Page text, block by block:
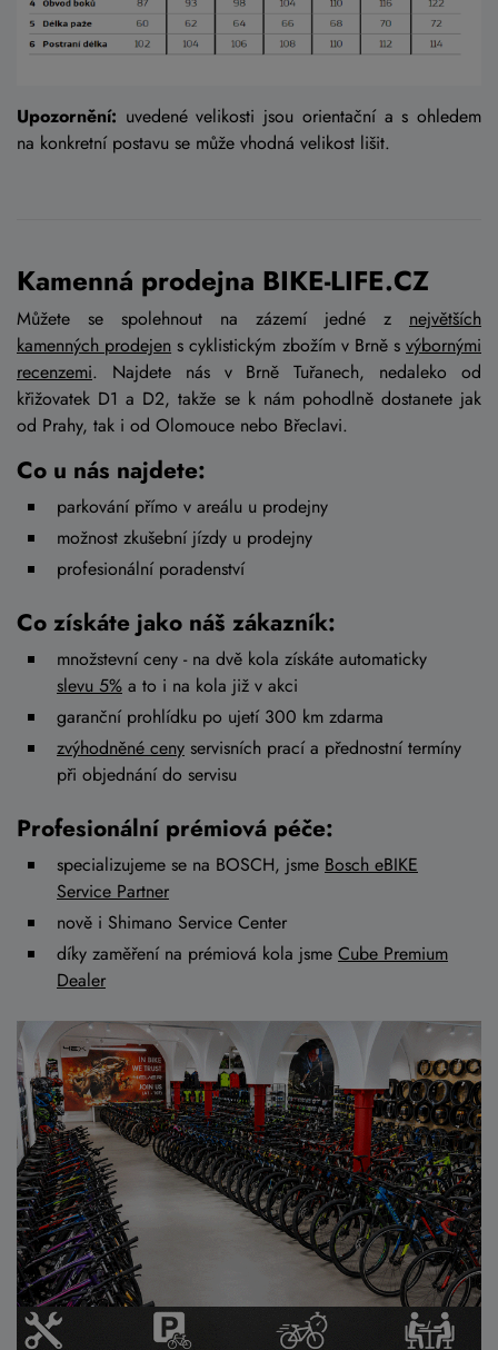
Upozornění: uvedené velikosti jsou orientační a s ohledem
na konkretní postavu se může vhodná velikost lišit.
Kamenná prodejna BIKE-LIFE.CZ
Můžete se spolehnout na zázemí jedné z největších
kamenných prodejen s cyklistickým zbožím v Brně s výbornými
recenzemi. Najdete nás v Brně Tuřanech, nedaleko od
křižovatek D1 a D2, takže se k nám pohodlně dostanete jak
od Prahy, tak i od Olomouce nebo Břeclavi.
Co u nás najdete:
parkování přímo v areálu u prodejny
možnost zkušební jízdy u prodejny
profesionální poradenství
Co získáte jako náš zákazník:
množstevní ceny - na dvě kola získáte automaticky
slevu 5% a to i na kola již v akci
garanční prohlídku po ujetí 300 km zdarma
zvýhodněné ceny servisních prací a přednostní termíny
při objednání do servisu
Profesionální prémiová péče:
specializujeme se na BOSCH, jsme Bosch eBIKE
Service Partner
nově i Shimano Service Center
díky zaměření na prémiová kola jsme Cube Premium
Dealer